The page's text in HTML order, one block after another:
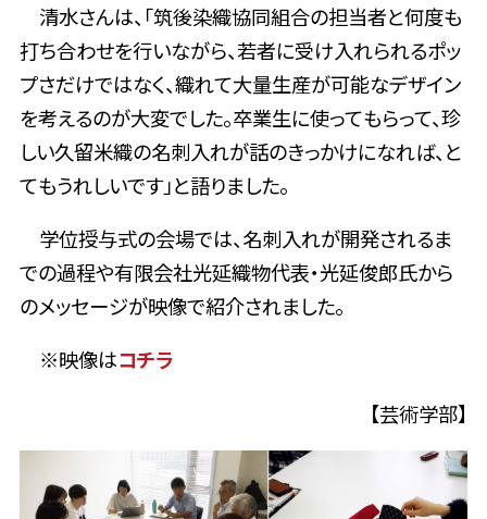
清水さんは、「筑後染織協同組合の担当者と何度も
打ち合わせを行いながら、若者に受け入れられるポッ
プさだけではなく、織れて大量生産が可能なデザイン
を考えるのが大変でした。卒業生に使ってもらって、珍
しい久留米織の名刺入れが話のきっかけになれば、と
てもうれしいです」と語りました。
学位授与式の会場では、名刺入れが開発されるま
での過程や有限会社光延織物代表・光延俊郎氏から
のメッセージが映像で紹介されました。
※映像はコチラ
【芸術学部】